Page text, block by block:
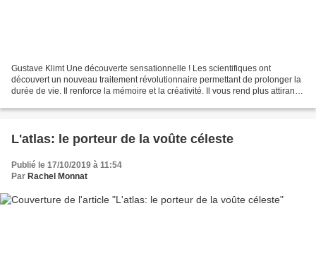
Gustave Klimt Une découverte sensationnelle ! Les scientifiques ont
découvert un nouveau traitement révolutionnaire permettant de prolonger la
durée de vie. Il renforce la mémoire et la créativité. Il vous rend plus attirant,
L'atlas: le porteur de la voûte céleste
Publié le 17/10/2019 à 11:54
Par Rachel Monnat